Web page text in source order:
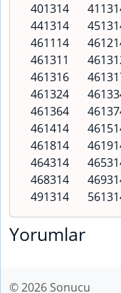
401314
441314
461114
461311
461316
461324
461364
461414
461814
464314
468314
491314
Yorumlar
© 2026 Sonucu